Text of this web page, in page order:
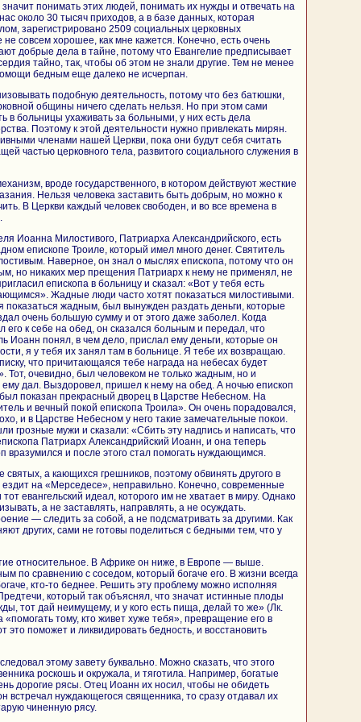
понимать этих людей, понимать их нужды и отвечать на
около 30 тысяч приходов, а в базе данных, которая
зарегистрировано 2509 социальных церковных
совсем хорошее, как мне кажется. Конечно, есть очень
добрые дела в тайне, потому что Евангелие предписывает
тайно, так, чтобы об этом не знали другие. Тем не менее
бедным еще далеко не исчерпан.
подобную деятельность, потому что без батюшки,
общины ничего сделать нельзя. Но при этом сами
в больницы ухаживать за больными, у них есть дела
Поэтому к этой деятельности нужно привлекать мирян.
членами нашей Церкви, пока они будут себя считать
частью церковного тела, развитого социального служения в
вроде государственного, в котором действуют жесткие
Нельзя человека заставить быть добрым, но можно к
В Церкви каждый человек свободен, и во все времена в
Иоанна Милостивого, Патриарха Александрийского, есть
епископе Троиле, который имел много денег. Святитель
Наверное, он знал о мыслях епископа, потому что он
но никаких мер прещения Патриарх к нему не применял, не
епископа в больницу и сказал: «Вот у тебя есть
Жадные люди часто хотят показаться милостивыми.
показаться жадным, был вынужден раздать деньги, которые
очень большую сумму и от этого даже заболел. Когда
его к себе на обед, он сказался больным и передал, что
Иоанн понял, в чем дело, прислал ему деньги, которые он
я у тебя их занял там в больнице. Я тебе их возвращаю.
что причитающаяся тебе награда на небесах будет
Тот, очевидно, был человеком не только жадным, но и
ему дал. Выздоровел, пришел к нему на обед. А ночью епископ
показан прекрасный дворец в Царстве Небесном. На
и вечный покой епископа Троила». Он очень порадовался,
и в Царстве Небесном у него такие замечательные покои.
грозные мужи и сказали: «Сбить эту надпись и написать, что
Патриарх Александрийский Иоанн, и она теперь
вразумился и после этого стал помогать нуждающимся.
а кающихся грешников, поэтому обвинять другого в
на «Мерседесе», неправильно. Конечно, современные
евангельский идеал, которого им не хватает в миру. Однако
а не заставлять, направлять, а не осуждать.
— следить за собой, а не подсматривать за другими. Как
других, сами не готовы поделиться с бедными тем, что у
относительное. В Африке он ниже, в Европе — выше.
по сравнению с соседом, который богаче его. В жизни всегда
кто-то беднее. Решить эту проблему можно исполняя
который так объяснял, что значат истинные плоды
тот дай неимущему, и у кого есть пища, делай то же» (Лк.
тому, кто живет хуже тебя», превращение его в
поможет и ликвидировать бедность, и восстановить
этому завету буквально. Можно сказать, что этого
роскошь и окружала, и тяготила. Например, богатые
дорогие рясы. Отец Иоанн их носил, чтобы не обидеть
встречал нуждающегося священника, то сразу отдавал их
чиненную рясу.